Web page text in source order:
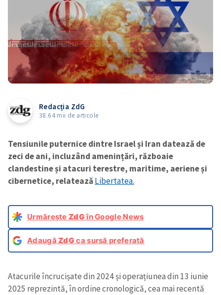
Redacția ZdG
38.64 mii de articole
Tensiunile puternice dintre Israel și Iran datează de
zeci de ani, incluzând amenințări, războaie
clandestine și atacuri terestre, maritime, aeriene și
cibernetice, relatează Libertatea.
Urmărește ZdGîn Google News
AdaugăZdG ca sursă preferată
Atacurile încrucișate din 2024 și operațiunea din 13 iunie
2025 reprezintă, în ordine cronologică, cea mai recentă